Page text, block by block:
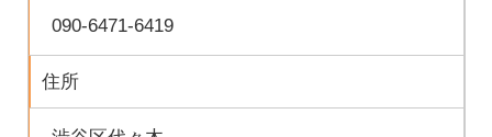
090-6471-6419
住所